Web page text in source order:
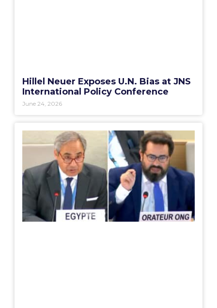
Hillel Neuer Exposes U.N. Bias at JNS
International Policy Conference
June 24, 2026